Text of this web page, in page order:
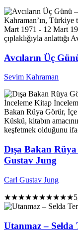
Kahraman’ın, Türkiye
Mart 1971 - 12 Mart
çıplaklığıyla
Avcıların Üç
Sevim Kahraman
İnceleme Kitap
Bakan Rüya Görür, İçe
Küskü, kitabın
keşfetmek olduğunu
Dışa Bakan
Gustav Jung
Carl Gustav Jung
★★★★★★★★★★
Utanmaz – Selda